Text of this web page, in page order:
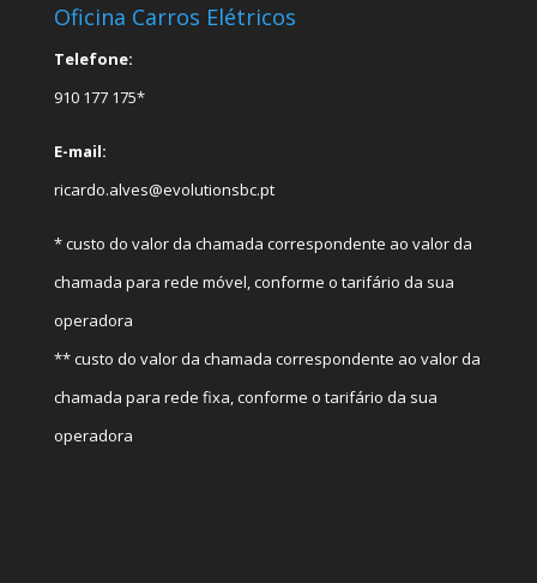
Oficina Carros Elétricos
Telefone:
910 177 175*
E-mail:
ricardo.alves@evolutionsbc.pt
* custo do valor da chamada correspondente ao valor da
chamada para rede móvel, conforme o tarifário da sua
operadora
** custo do valor da chamada correspondente ao valor da
chamada para rede fixa, conforme o tarifário da sua
operadora